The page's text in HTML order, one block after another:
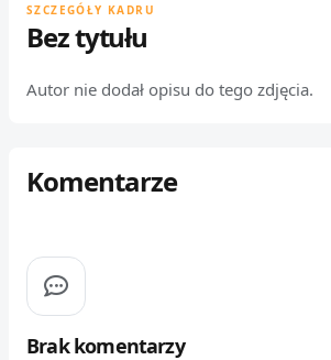
SZCZEGÓŁY KADRU
Bez tytułu
Autor nie dodał opisu do tego zdjęcia.
Komentarze
Brak komentarzy